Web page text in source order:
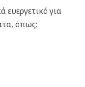
ευεργετικό για
όπως: